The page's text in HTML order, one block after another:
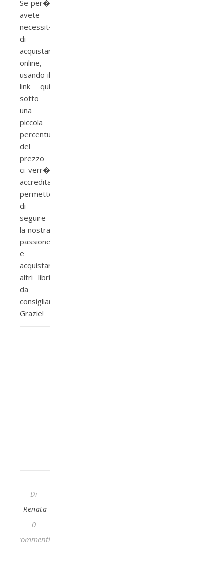
Se per�
avete
necessit�
di
acquistarlo
online,
usando il
link qui
sotto
una
piccola
percentuale
del
prezzo
ci verr�
accreditata
permettendoci
di
seguire
la nostra
passione
e
acquistare
altri libri
da
consigliarvi.
Grazie!
Di
Renata
0
commenti